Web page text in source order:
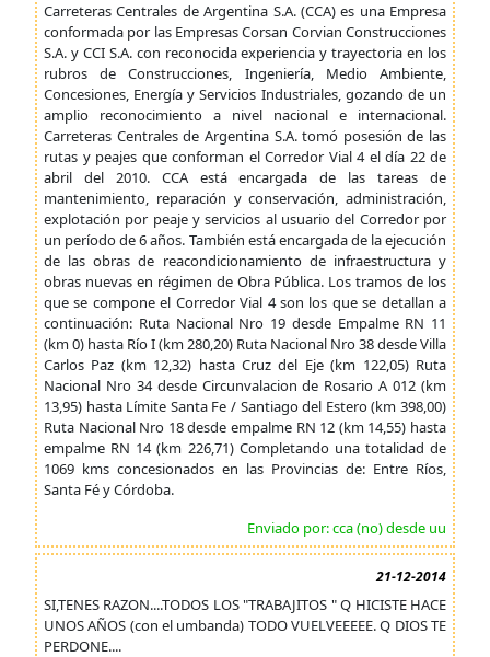
Carreteras Centrales de Argentina S.A. (CCA) es una Empresa
conformada por las Empresas Corsan Corvian Construcciones
S.A. y CCI S.A. con reconocida experiencia y trayectoria en los
rubros de Construcciones, Ingeniería, Medio Ambiente,
Concesiones, Energía y Servicios Industriales, gozando de un
amplio reconocimiento a nivel nacional e internacional.
Carreteras Centrales de Argentina S.A. tomó posesión de las
rutas y peajes que conforman el Corredor Vial 4 el día 22 de
abril del 2010. CCA está encargada de las tareas de
mantenimiento, reparación y conservación, administración,
explotación por peaje y servicios al usuario del Corredor por
un período de 6 años. También está encargada de la ejecución
de las obras de reacondicionamiento de infraestructura y
obras nuevas en régimen de Obra Pública. Los tramos de los
que se compone el Corredor Vial 4 son los que se detallan a
continuación: Ruta Nacional Nro 19 desde Empalme RN 11
(km 0) hasta Río I (km 280,20) Ruta Nacional Nro 38 desde Villa
Carlos Paz (km 12,32) hasta Cruz del Eje (km 122,05) Ruta
Nacional Nro 34 desde Circunvalacion de Rosario A 012 (km
13,95) hasta Límite Santa Fe / Santiago del Estero (km 398,00)
Ruta Nacional Nro 18 desde empalme RN 12 (km 14,55) hasta
empalme RN 14 (km 226,71) Completando una totalidad de
1069 kms concesionados en las Provincias de: Entre Ríos,
Santa Fé y Córdoba.
Enviado por: cca (no) desde uu
21-12-2014
SI,TENES RAZON....TODOS LOS "TRABAJITOS " Q HICISTE HACE
UNOS AÑOS (con el umbanda) TODO VUELVEEEEE. Q DIOS TE
PERDONE....